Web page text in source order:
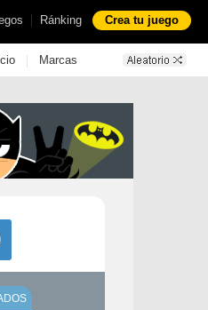
| Ránking Crea tu juego
| Marcas